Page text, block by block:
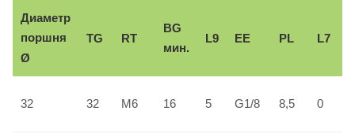
Диаметр
поршня
Ø
TG RT
BG
мин.
L9 ЕЕ PL L7
32 32 М6 16 5 G1/8 8,5 0